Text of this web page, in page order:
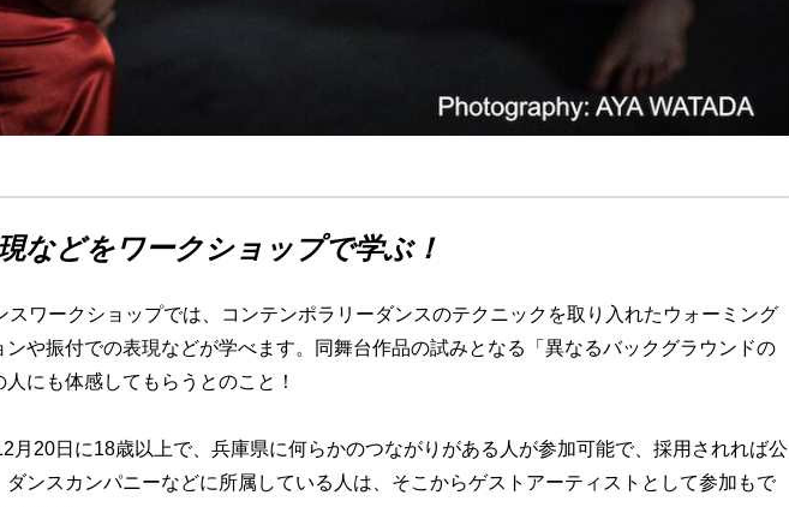
などをワークショップで学ぶ！
ワークショップでは、コンテンポラリーダンスのテクニックを取り入れたウォーミング
や振付での表現などが学べます。同舞台作品の試みとなる「異なるバックグラウンドの
にも体感してもらうとのこと！
月20日に18歳以上で、兵庫県に何らかのつながりがある人が参加可能で、採用されれば公
ンスカンパニーなどに所属している人は、そこからゲストアーティストとして参加もで